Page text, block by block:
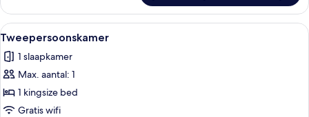
kamer
Alle
foto's
voor
Tweepersoonskamer
laden
Een hotelkamer met een bed, een
7
Tweepersoonskamer
1 slaapkamer
Max. aantal: 1
1 kingsize bed
Gratis wifi